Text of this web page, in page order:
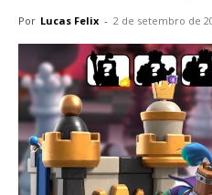
Por Lucas Felix - 2 de setembro de